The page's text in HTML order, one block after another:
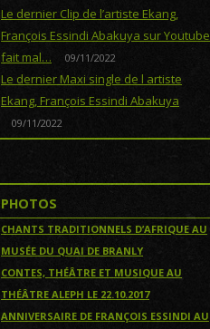
Le dernier Clip de l’artiste Ekang,
François Essindi Abakuya sur Youtube
fait mal…
09/11/2022
Le dernier Maxi single de l artiste
Ekang, François Essindi Abakuya
09/11/2022
PHOTOS
CHANTS TRADITIONNELS D’AFRIQUE AU
MUSÉE DU QUAI DE BRANLY
CONTES, THÉÂTRE ET MUSIQUE AU
THÉÂTRE ALEPH LE 22.10.2017
ANNIVERSAIRE DE FRANÇOIS ESSINDI AU